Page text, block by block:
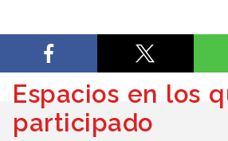
Espacios en los
participado